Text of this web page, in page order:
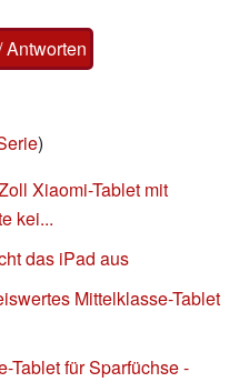
Antworten
)
Xiaomi-Tablet mit
kei...
das iPad aus
Mittelklasse-Tablet
Tablet für Sparfüchse -